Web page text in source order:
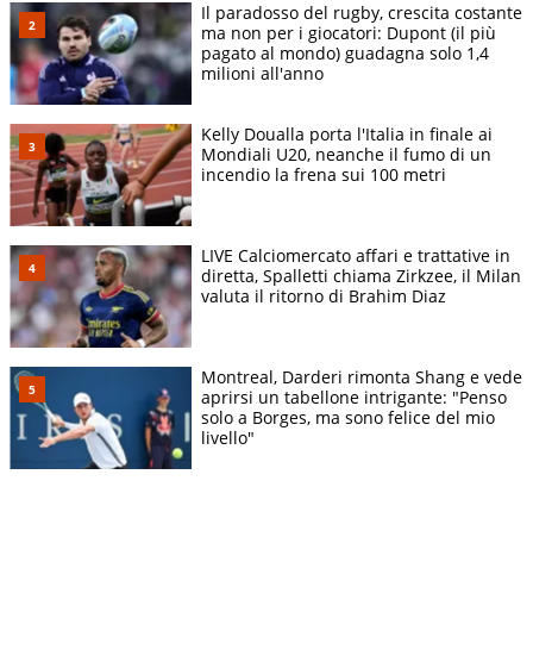
Il paradosso del rugby, crescita costante
ma non per i giocatori: Dupont (il più
pagato al mondo) guadagna solo 1,4
milioni all'anno
Kelly Doualla porta l'Italia in finale ai
Mondiali U20, neanche il fumo di un
incendio la frena sui 100 metri
LIVE Calciomercato affari e trattative in
diretta, Spalletti chiama Zirkzee, il Milan
valuta il ritorno di Brahim Diaz
Montreal, Darderi rimonta Shang e vede
aprirsi un tabellone intrigante: "Penso
solo a Borges, ma sono felice del mio
livello"